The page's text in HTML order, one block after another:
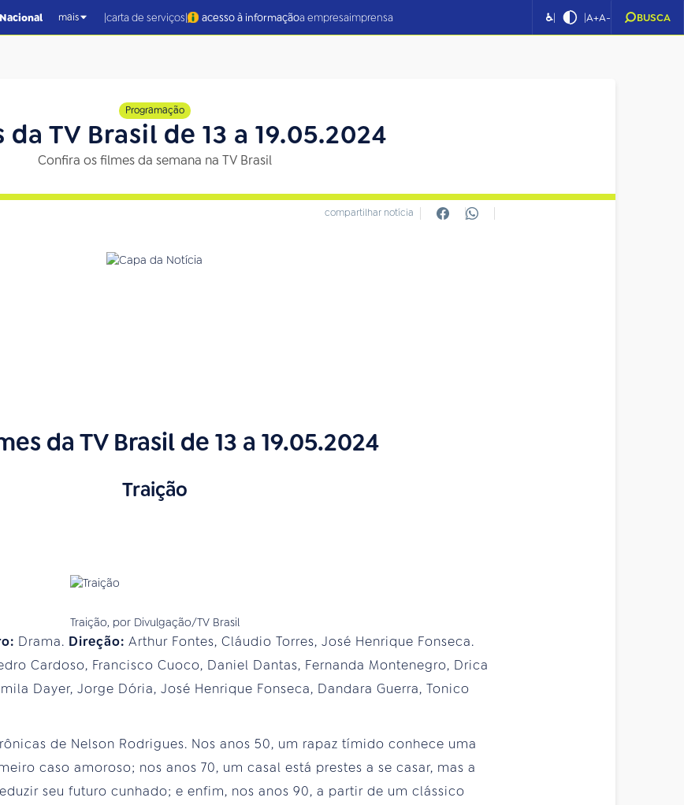
Nacional mais |carta de serviços| acesso à informaçãoa empresaimprensa ♿| |A+A- BUSCA
Programação
da TV Brasil de 13 a 19.05.2024
Confira os filmes da semana na TV Brasil
compartilhar notícia
da TV Brasil de 13 a 19.05.2024
Traição
Traição, por Divulgação/TV Brasil
Drama. Direção: Arthur Fontes, Cláudio Torres, José Henrique Fonseca.
Cardoso, Francisco Cuoco, Daniel Dantas, Fernanda Montenegro, Drica
Dayer, Jorge Dória, José Henrique Fonseca, Dandara Guerra, Tonico
de Nelson Rodrigues. Nos anos 50, um rapaz tímido conhece uma
caso amoroso; nos anos 70, um casal está prestes a se casar, mas a
seu futuro cunhado; e enfim, nos anos 90, a partir de um clássico